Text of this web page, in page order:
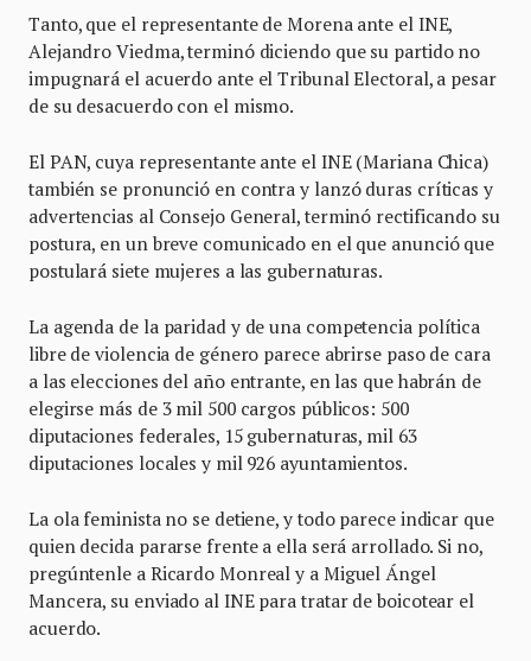
Tanto, que el representante de Morena ante el INE,
Alejandro Viedma, terminó diciendo que su partido no
impugnará el acuerdo ante el Tribunal Electoral, a pesar
de su desacuerdo con el mismo.
El PAN, cuya representante ante el INE (Mariana Chica)
también se pronunció en contra y lanzó duras críticas y
advertencias al Consejo General, terminó rectificando su
postura, en un breve comunicado en el que anunció que
postulará siete mujeres a las gubernaturas.
La agenda de la paridad y de una competencia política
libre de violencia de género parece abrirse paso de cara
a las elecciones del año entrante, en las que habrán de
elegirse más de 3 mil 500 cargos públicos: 500
diputaciones federales, 15 gubernaturas, mil 63
diputaciones locales y mil 926 ayuntamientos.
La ola feminista no se detiene, y todo parece indicar que
quien decida pararse frente a ella será arrollado. Si no,
pregúntenle a Ricardo Monreal y a Miguel Ángel
Mancera, su enviado al INE para tratar de boicotear el
acuerdo.